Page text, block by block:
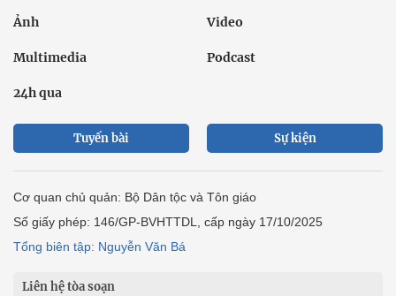
Ảnh Video
Multimedia Podcast
24h qua
Tuyến bài Sự kiện
Cơ quan chủ quản: Bộ Dân tộc và Tôn giáo
Số giấy phép: 146/GP-BVHTTDL, cấp ngày 17/10/2025
Tổng biên tập: Nguyễn Văn Bá
Liên hệ tòa soạn